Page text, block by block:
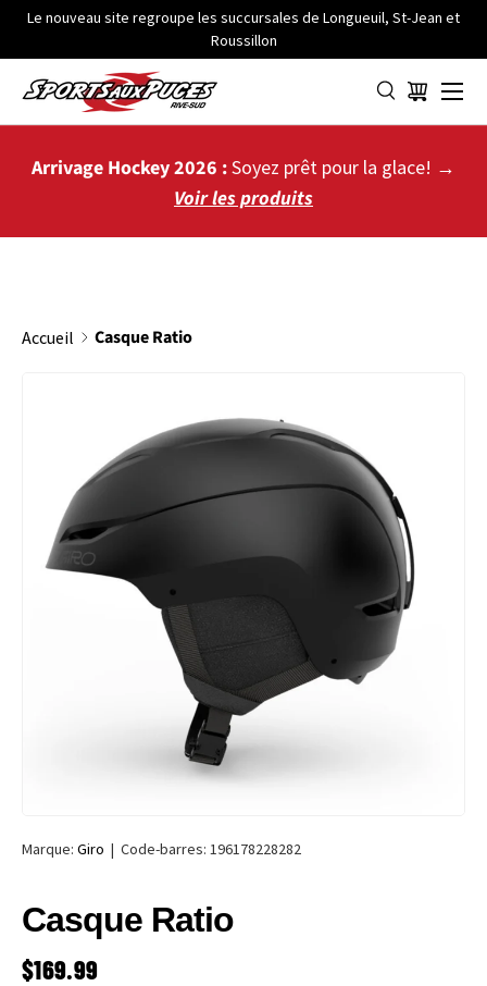
ALLER AU CONTENU
Le nouveau site regroupe les succursales de Longueuil, St-Jean et
Roussillon
Panier
Menu
Arrivage Hockey 2026 :Soyez prêt pour la glace! →
Voir les produits
Accueil Casque Ratio
PASSER AUX INFORMATIONS PRODUITS
Marque: Giro | Code-barres: 196178228282
Casque Ratio
PRIX HABITUEL
$169.99